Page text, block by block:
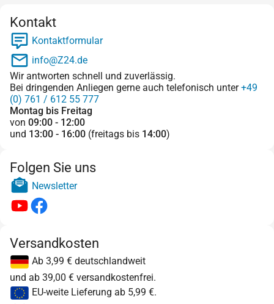
Kontakt
Kontaktformular
info@Z24.de
Wir antworten schnell und zuverlässig.
Bei dringenden Anliegen gerne auch telefonisch unter+49
(0) 761 / 612 55 777
Montag bis Freitag
von 09:00 - 12:00
und 13:00 - 16:00 (freitags bis 14:00)
Folgen Sie uns
Newsletter
Versandkosten
Ab 3,99 € deutschlandweit
und ab 39,00 € versandkostenfrei.
EU-weite Lieferung ab 5,99 €.